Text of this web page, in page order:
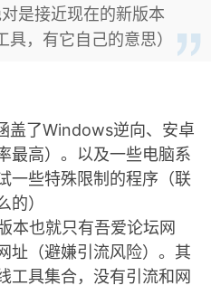
是接近现在的新版本
具，有它自己的意思）
盖了Windows逆向、安卓
最高）。以及一些电脑系
一些特殊限制的程序（联
的）
本也就只有吾爱论坛网
址（避嫌引流风险）。其
工具集合，没有引流和网